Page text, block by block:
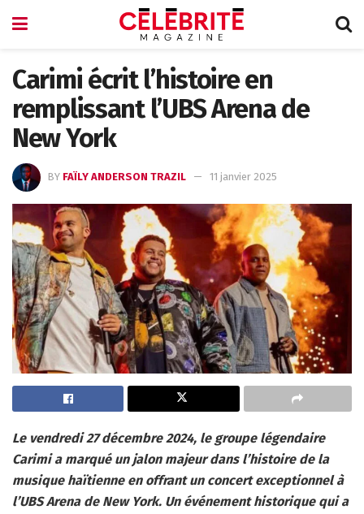
Carimi écrit l’histoire en
remplissant l’UBS Arena de
New York
BY FAÏLY ANDERSON TRAZIL 11 janvier 2025
Le vendredi 27 décembre 2024, le groupe légendaire
Carimi a marqué un jalon majeur dans l’histoire de la
musique haïtienne en offrant un concert exceptionnel à
l’UBS Arena de New York. Un événement historique qui a